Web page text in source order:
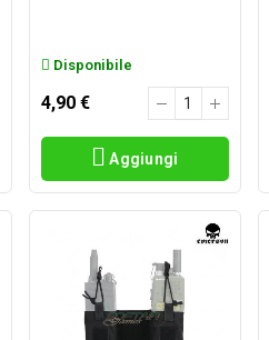
Disponibile
4,90 €
Aggiungi